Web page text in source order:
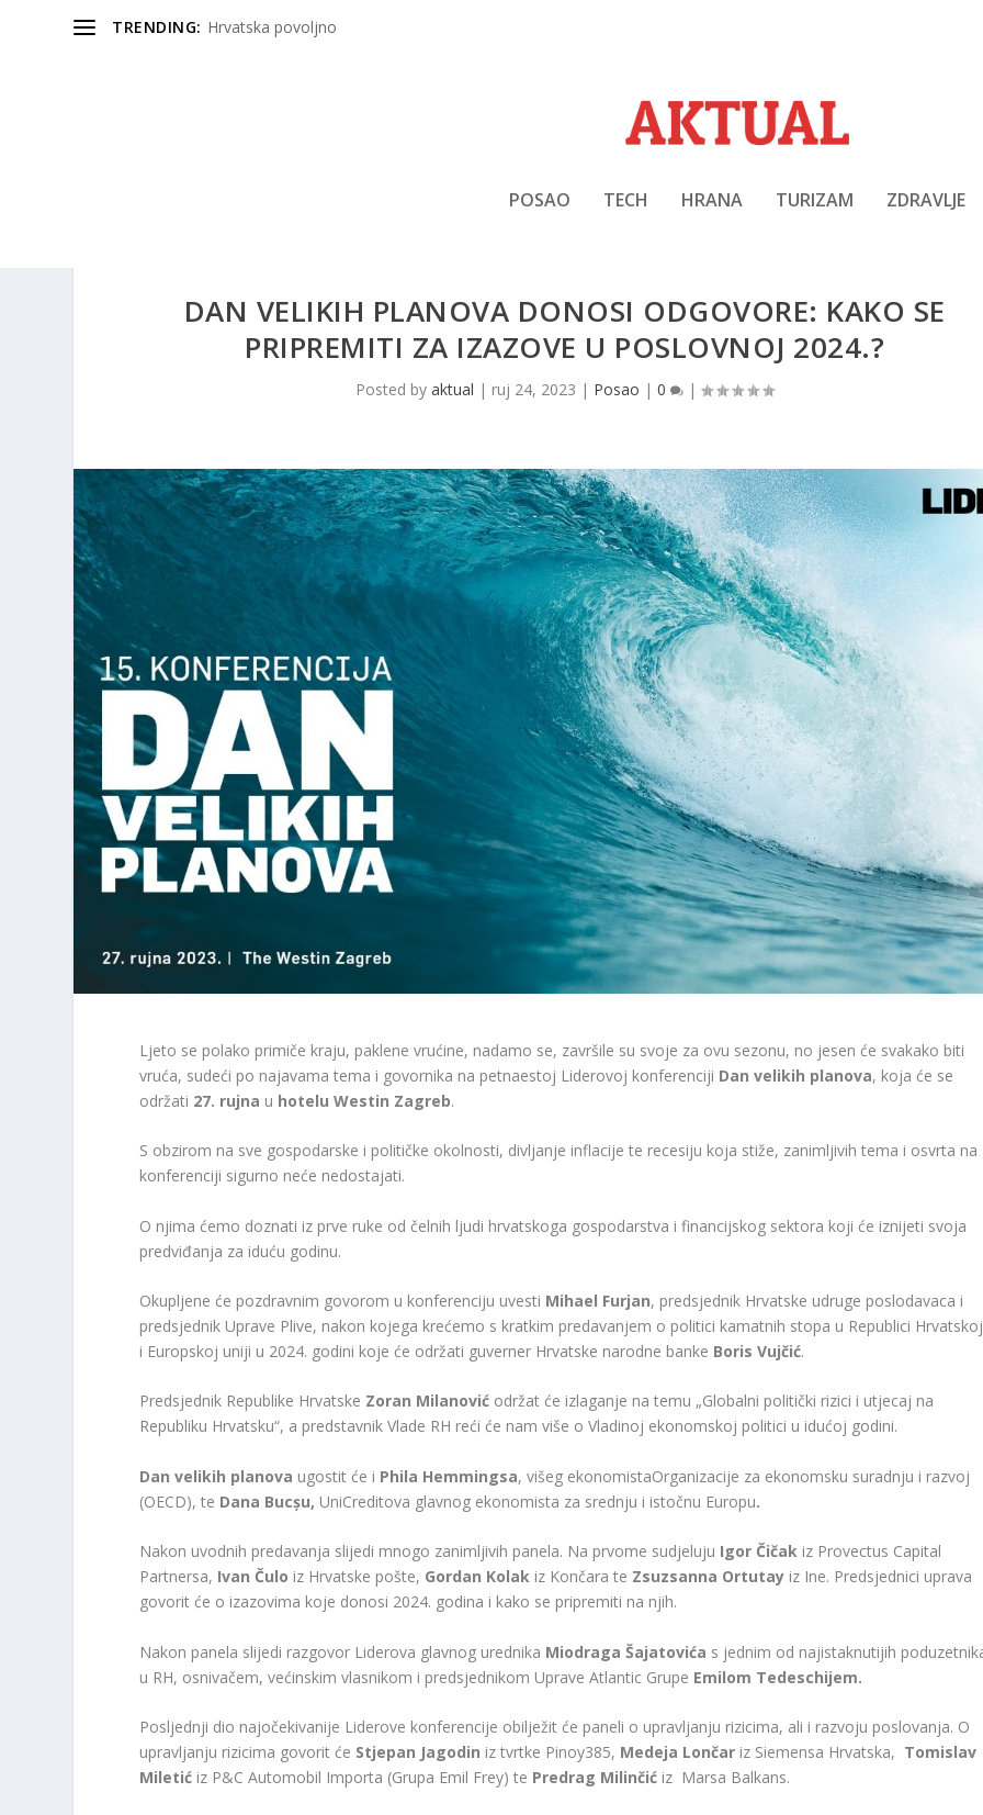
TRENDING: Hrvatska povoljno
POSAO TECH HRANA TURIZAM ZDRAVLJE
DAN VELIKIH PLANOVA DONOSI ODGOVORE: KAKO SE
PRIPREMITI ZA IZAZOVE U POSLOVNOJ 2024.?
Posted byaktual | ruj 24, 2023 | Posao |0 |
Ljeto se polako primiče kraju, paklene vrućine, nadamo se, završile su svoje za ovu sezonu, no jesen će svakako biti
vruća, sudeći po najavama tema i govornika na petnaestoj Liderovoj konferenciji Dan velikih planova, koja će se
održati 27. rujna u hotelu Westin Zagreb.
S obzirom na sve gospodarske i političke okolnosti, divljanje inflacije te recesiju koja stiže, zanimljivih tema i osvrta na
konferenciji sigurno neće nedostajati.
O njima ćemo doznati iz prve ruke od čelnih ljudi hrvatskoga gospodarstva i financijskog sektora koji će iznijeti svoja
predviđanja za iduću godinu.
Okupljene će pozdravnim govorom u konferenciju uvesti Mihael Furjan, predsjednik Hrvatske udruge poslodavaca i
predsjednik Uprave Plive, nakon kojega krećemo s kratkim predavanjem o politici kamatnih stopa u Republici Hrvatskoj
i Europskoj uniji u 2024. godini koje će održati guverner Hrvatske narodne banke Boris Vujčić.
Predsjednik Republike Hrvatske Zoran Milanović održat će izlaganje na temu „Globalni politički rizici i utjecaj na
Republiku Hrvatsku“, a predstavnik Vlade RH reći će nam više o Vladinoj ekonomskoj politici u idućoj godini.
Dan velikih planova ugostit će i Phila Hemmingsa, višeg ekonomistaOrganizacije za ekonomsku suradnju i razvoj
(OECD), te Dana Bucșu, UniCreditova glavnog ekonomista za srednju i istočnu Europu.
Nakon uvodnih predavanja slijedi mnogo zanimljivih panela. Na prvome sudjeluju Igor Čičak iz Provectus Capital
Partnersa, Ivan Čulo iz Hrvatske pošte, Gordan Kolak iz Končara te Zsuzsanna Ortutay iz Ine. Predsjednici uprava
govorit će o izazovima koje donosi 2024. godina i kako se pripremiti na njih.
Nakon panela slijedi razgovor Liderova glavnog urednika Miodraga Šajatovića s jednim od najistaknutijih
u RH, osnivačem, većinskim vlasnikom i predsjednikom Uprave Atlantic Grupe Emilom Tedeschijem.
Posljednji dio najočekivanije Liderove konferencije obilježit će paneli o upravljanju rizicima, ali i razvoju poslovanja. O
upravljanju rizicima govorit će Stjepan Jagodin iz tvrtke Pinoy385, Medeja Lončar iz Siemensa Hrvatska, Tomislav
Miletić iz P&C Automobil Importa (Grupa Emil Frey) te Predrag Milinčić iz Marsa Balkans.